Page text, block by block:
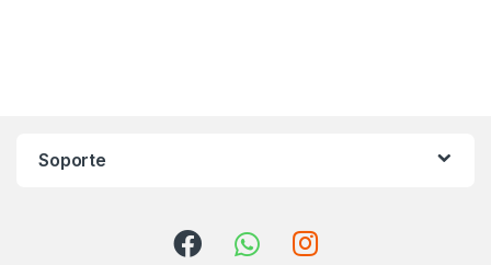
Soporte